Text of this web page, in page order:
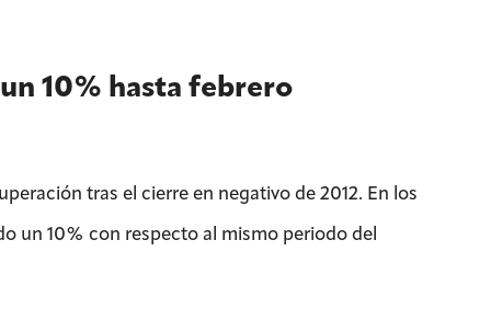
10% hasta febrero
tras el cierre en negativo de 2012. En los
un 10% con respecto al mismo periodo del